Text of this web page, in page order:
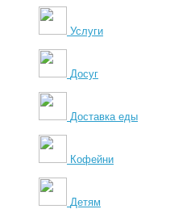
Услуги
Досуг
Доставка еды
Кофейни
Детям